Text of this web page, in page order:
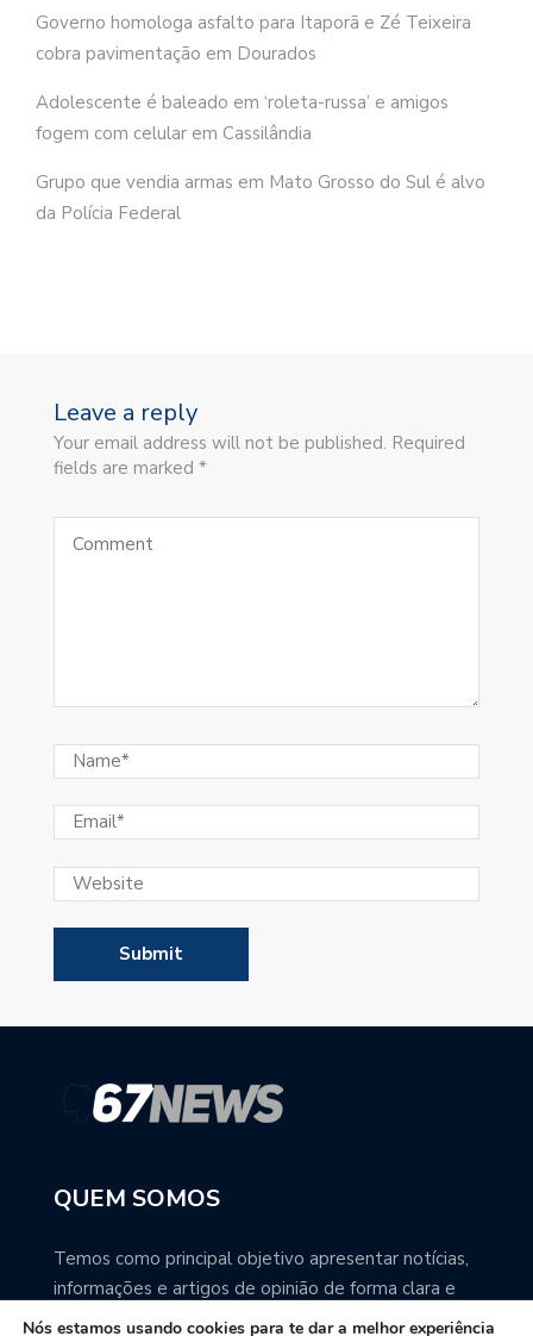
Governo homologa asfalto para Itaporã e Zé Teixeira
cobra pavimentação em Dourados
Adolescente é baleado em ‘roleta-russa’ e amigos
fogem com celular em Cassilândia
Grupo que vendia armas em Mato Grosso do Sul é alvo
da Polícia Federal
Leave a reply
Your email address will not be published. Required
fields are marked *
QUEM SOMOS
Temos como principal objetivo apresentar notícias,
informações e artigos de opinião de forma clara e
precisa. Você pode ter a total certeza que o
Nós estamos usando cookies para te dar a melhor experiência